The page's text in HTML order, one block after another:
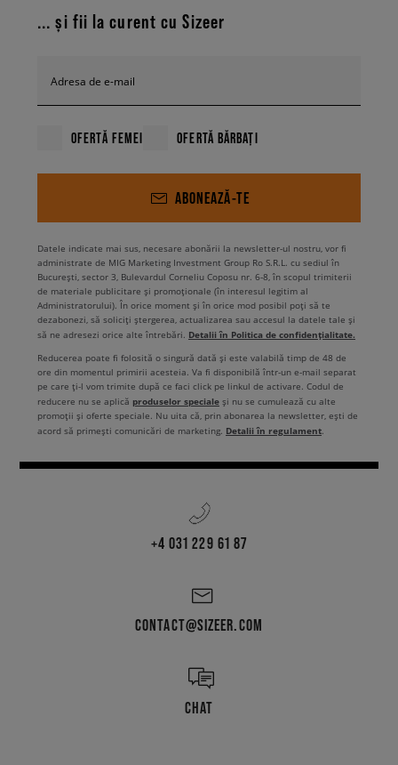
... și fii la curent cu Sizeer
Adresa de e-mail
OFERTĂ FEMEI OFERTĂ BĂRBAȚI
ABONEAZĂ-TE
Datele indicate mai sus, necesare abonării la newsletter-ul nostru, vor fi
administrate de MIG Marketing Investment Group Ro S.R.L. cu sediul în
București, sector 3, Bulevardul Corneliu Coposu nr. 6-8, în scopul trimiterii
de materiale publicitare și promoționale (în interesul legitim al
Administratorului). În orice moment și în orice mod posibil poți să te
dezabonezi, să soliciți ștergerea, actualizarea sau accesul la datele tale și
să ne adresezi orice alte întrebări. Detalii în Politica de confidențialitate.
Reducerea poate fi folosită o singură dată și este valabilă timp de 48 de
ore din momentul primirii acesteia. Va fi disponibilă într-un e-mail separat
pe care ți-l vom trimite după ce faci click pe linkul de activare. Codul de
reducere nu se aplică produselor speciale și nu se cumulează cu alte
promoții și oferte speciale. Nu uita că, prin abonarea la newsletter, ești de
acord să primești comunicări de marketing. Detalii în regulament.
+4 031 229 61 87
CONTACT@SIZEER.COM
CHAT